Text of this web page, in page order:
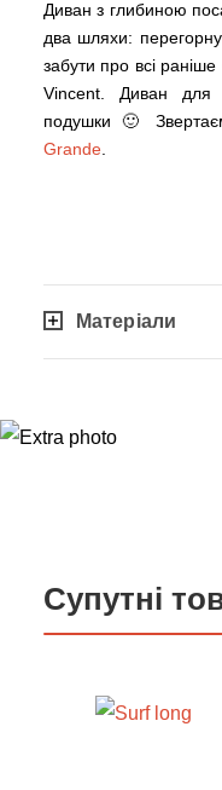
Диван з глибиною
два шляхи:
забути про всі
Vincent. Диван для
подушки 🙂
Grande
Матеріали
Супутні